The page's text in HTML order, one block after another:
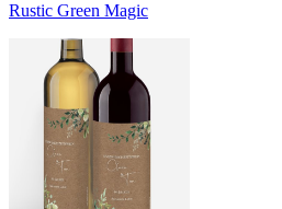
Rustic Green Magic